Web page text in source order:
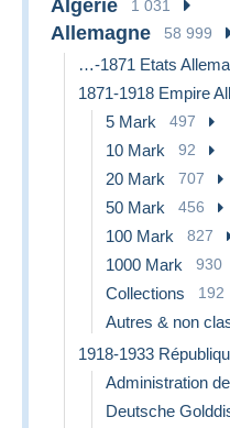
Algérie 1 031
Allemagne 58 999
…-1871 Etats
1871-1918 Empire
5 Mark 497
10 Mark 92
20 Mark 707
50 Mark 456
100 Mark 827
1000 Mark 930
Collections 192
Autres & non
1918-1933
Administration
Deutsche